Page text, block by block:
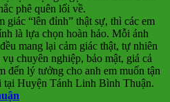
phê quên lối về.
giác “lên đỉnh” thật sự, thì các em
là lựa chọn hoàn hảo. Mỗi ánh
mang lại cảm giác thật, tự nhiên
chuyên nghiệp, bảo mật, giá cả
đến lý tưởng cho anh em muốn tận
tại Huyện Tánh Linh Bình Thuận.